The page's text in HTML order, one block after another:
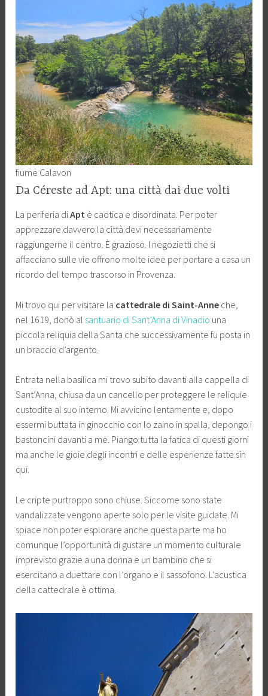
fiume Calavon
Da Céreste ad Apt: una città dai due volti
La periferia diApt è caotica e disordinata. Per poter
apprezzare davvero la città devi necessariamente
raggiungerne il centro. È grazioso. I negozietti che si
affacciano sulle vie offrono molte idee per portare a casa un
ricordo del tempo trascorso in Provenza.
Mi trovo qui per visitare la cattedrale di Saint-Anne che,
nel 1619, donò al santuario di Sant’Anna di Vinadio una
piccola reliquia della Santa che successivamente fu posta in
un braccio d’argento.
Entrata nella basilica mi trovo subito davanti alla cappella di
Sant’Anna, chiusa da un cancello per proteggere le reliquie
custodite al suo interno. Mi avvicino lentamente e, dopo
essermi buttata in ginocchio con lo zaino in spalla, depongo i
bastoncini davanti a me. Piango tutta la fatica di questi giorni
ma anche le gioie degli incontri e delle esperienze fatte sin
qui.
Le cripte purtroppo sono chiuse. Siccome sono state
vandalizzate vengono aperte solo per le visite guidate. Mi
spiace non poter esplorare anche questa parte ma ho
comunque l’opportunità di gustare un momento culturale
imprevisto grazie a una donna e un bambino che si
esercitano a duettare con l’organo e il sassofono. L’acustica
della cattedrale è ottima.